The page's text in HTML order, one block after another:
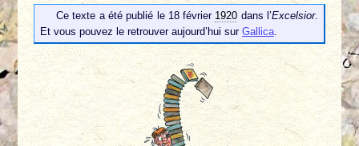
Ce texte a été publié le 18 février 1920 dans l’Excelsior.
Et vous pouvez le retrouver aujourd’hui sur Gallica.